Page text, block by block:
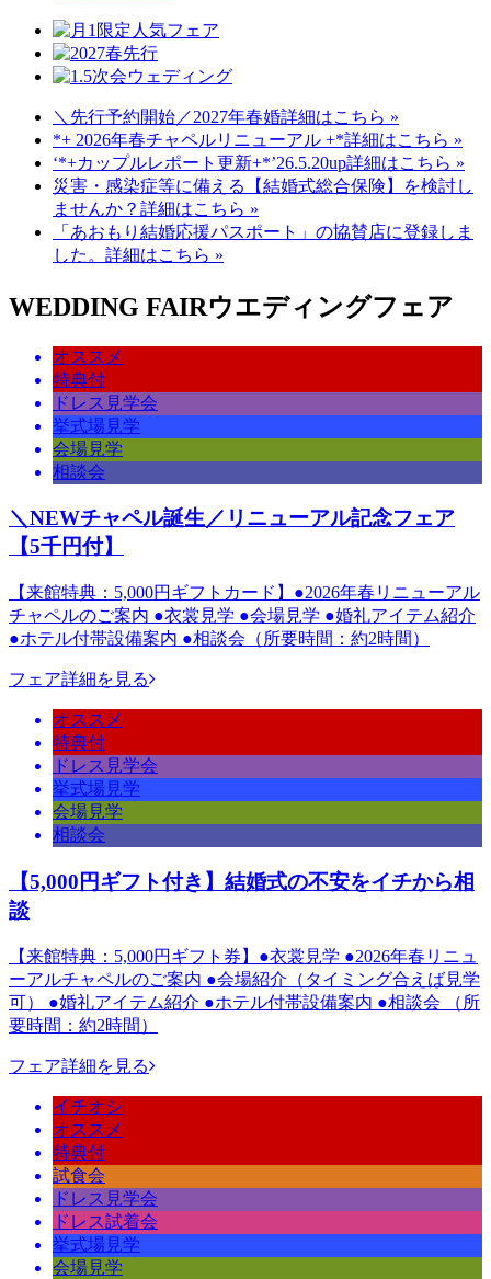
＼先行予約開始／2027年春婚詳細はこちら »
*+ 2026年春チャペルリニューアル +*詳細はこちら »
‘*+カップルレポート更新+*’26.5.20up詳細はこちら »
災害・感染症等に備える【結婚式総合保険】を検討し
ませんか？ 詳細はこちら »
「あおもり結婚応援パスポート」の協賛店に登録しま
した。 詳細はこちら »
WEDDING FAIRウエディングフェア
オススメ
特典付
ドレス見学会
挙式場見学
会場見学
相談会
＼NEWチャペル誕生／リニューアル記念フェア
【5千円付】
【来館特典：5,000円ギフトカード】●2026年春リニューアル
チャペルのご案内 ●衣裳見学 ●会場見学 ●婚礼アイテム紹介
●ホテル付帯設備案内 ●相談会（所要時間：約2時間）
フェア詳細を見る
オススメ
特典付
ドレス見学会
挙式場見学
会場見学
相談会
【5,000円ギフト付き】結婚式の不安をイチから相
談
【来館特典：5,000円ギフト券】●衣裳見学 ●2026年春リニュ
ーアルチャペルのご案内 ●会場紹介（タイミング合えば見学
可） ●婚礼アイテム紹介 ●ホテル付帯設備案内 ●相談会 （所
要時間：約2時間）
フェア詳細を見る
イチオシ
オススメ
特典付
試食会
ドレス見学会
ドレス試着会
挙式場見学
会場見学